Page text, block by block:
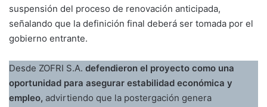
suspensión del proceso de renovación anticipada,
señalando que la definición final deberá ser tomada por el
gobierno entrante.
Desde ZOFRI S.A. defendieron el proyecto como una
oportunidad para asegurar estabilidad económica y
empleo, advirtiendo que la postergación genera